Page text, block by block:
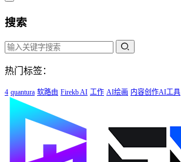
搜索
热门标签：
4 quantura 软路由 Firekb AI 工作 AI绘画 内容创作AI工具